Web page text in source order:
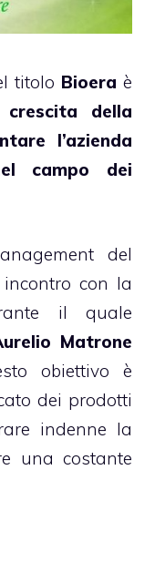
titolo Bioera è
della
l’azienda
campo dei
del
con la
il quale
Matrone
obiettivo è
dei prodotti
indenne la
una costante